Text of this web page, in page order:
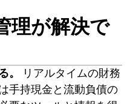
理が解決で
。
リアルタイムの財務
手持現金と流動負債の